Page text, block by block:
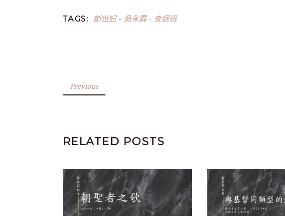
TAGS: 創世記- 吳永霖- 查經班
Previous
RELATED POSTS